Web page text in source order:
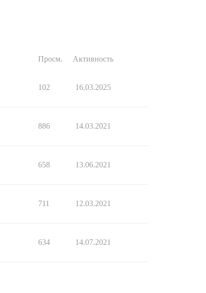
Просм. Активность
102 16.03.2025
886 14.03.2021
658 13.06.2021
711 12.03.2021
634 14.07.2021